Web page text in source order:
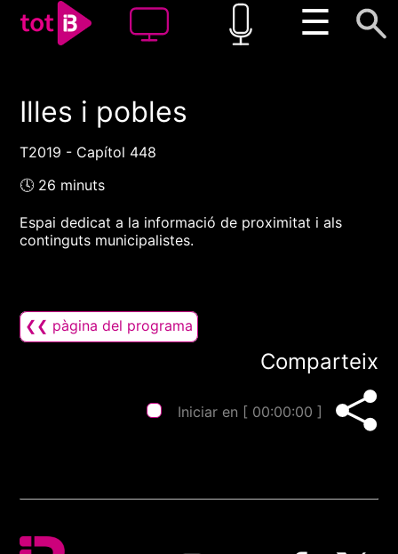
☰
00:00 00:00
1x
Illes i pobles
T2019 - Capítol 448
🕓 26 minuts
Espai dedicat a la informació de proximitat i als
continguts municipalistes.
❮❮ pàgina del programa
Comparteix
Iniciar en [ 00:00:00 ]